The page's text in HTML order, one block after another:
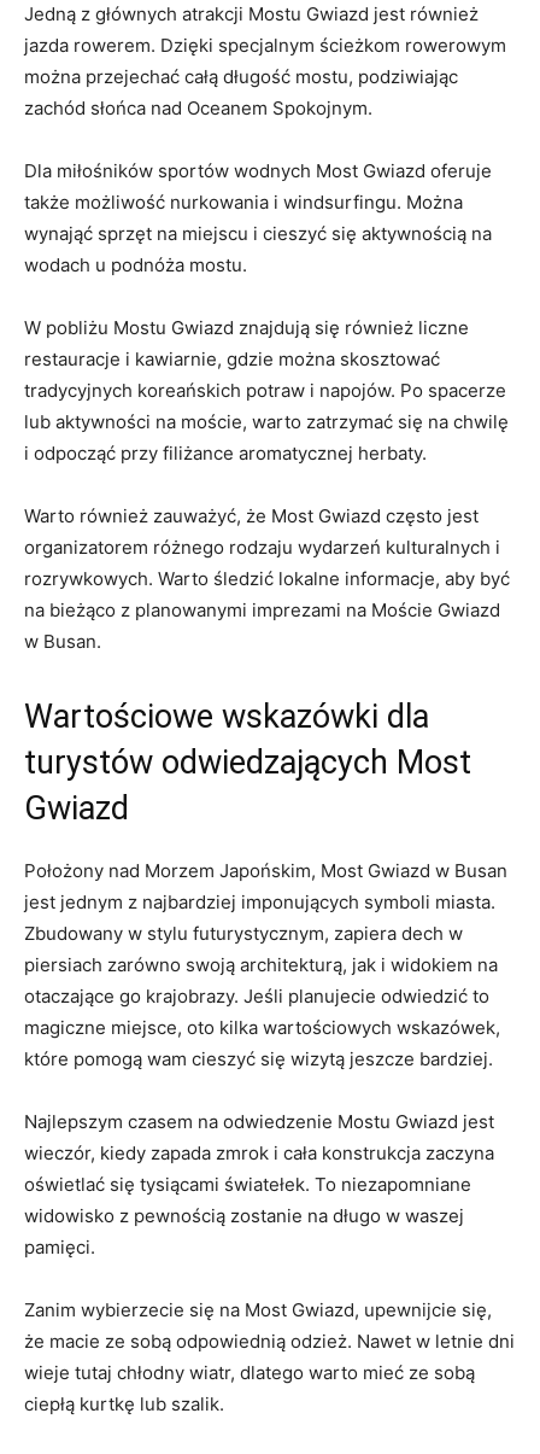
Jedną z głównych atrakcji Mostu Gwiazd jest również
jazda ⁣rowerem.‌ Dzięki⁢ specjalnym ścieżkom rowerowym
można przejechać całą ⁤długość mostu, podziwiając
zachód słońca nad Oceanem Spokojnym.
Dla miłośników sportów wodnych Most Gwiazd oferuje
także możliwość nurkowania i windsurfingu. Można
wynająć sprzęt na miejscu i cieszyć⁢ się aktywnością na⁤
wodach u podnóża mostu.
W pobliżu Mostu ​Gwiazd znajdują się również liczne
restauracje i kawiarnie, ‍gdzie można skosztować‍
tradycyjnych koreańskich potraw ⁣i napojów. Po spacerze
lub aktywności na moście, warto zatrzymać się na chwilę
i odpocząć⁢ przy⁤ filiżance ‍aromatycznej herbaty.
Warto również zauważyć, że ⁢Most Gwiazd często jest‍
organizatorem różnego rodzaju wydarzeń⁢ kulturalnych i
rozrywkowych. Warto śledzić‌ lokalne informacje, aby być
na bieżąco z planowanymi imprezami na Moście Gwiazd​
w ‌Busan.
Wartościowe ⁤wskazówki ⁢dla
turystów odwiedzających Most
Gwiazd
Położony nad Morzem Japońskim, Most Gwiazd w Busan
jest jednym z najbardziej imponujących symboli miasta.​
Zbudowany w stylu‍ futurystycznym, zapiera dech w
piersiach zarówno ‌swoją architekturą, jak i widokiem na
otaczające go ⁣krajobrazy. Jeśli planujecie odwiedzić to
magiczne miejsce, oto kilka wartościowych wskazówek,
które pomogą wam cieszyć ⁣się ⁢wizytą jeszcze bardziej.
Najlepszym czasem ⁢na‍ odwiedzenie Mostu Gwiazd jest
wieczór, kiedy zapada zmrok i cała konstrukcja zaczyna
oświetlać ‍się tysiącami światełek. To niezapomniane
widowisko​ z pewnością zostanie na ⁣długo w‌ waszej
pamięci.
Zanim wybierzecie się na Most Gwiazd, upewnijcie ‌się,
że macie ze sobą odpowiednią odzież. Nawet w letnie dni
wieje tutaj chłodny wiatr, dlatego warto mieć ze⁢ sobą
ciepłą kurtkę ⁢lub szalik.